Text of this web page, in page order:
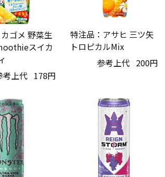
ゴメ 野菜生
スイカ
考上代 178円
特注品：アサヒ 三ツ矢
トロピカルMix
参考上代 200円